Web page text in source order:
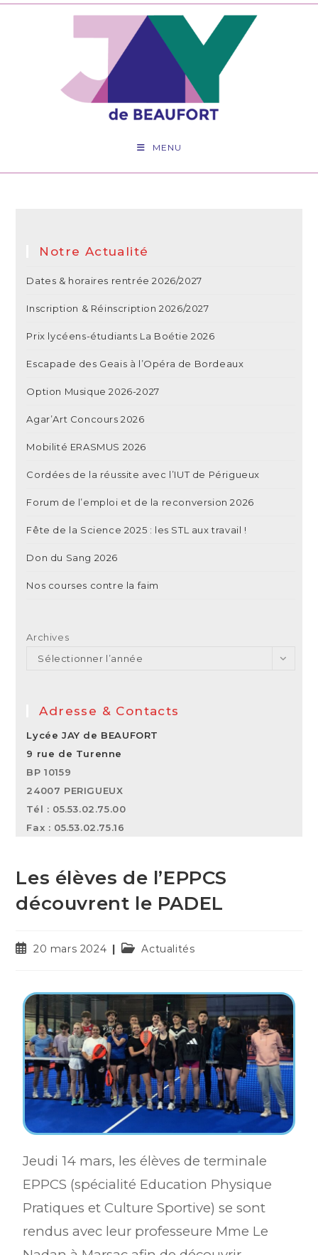
MENU
Notre Actualité
Dates & horaires rentrée 2026/2027
Inscription & Réinscription 2026/2027
Prix lycéens-étudiants La Boétie 2026
Escapade des Geais à l’Opéra de Bordeaux
Option Musique 2026-2027
Agar’Art Concours 2026
Mobilité ERASMUS 2026
Cordées de la réussite avec l’IUT de Périgueux
Forum de l’emploi et de la reconversion 2026
Fête de la Science 2025 : les STL aux travail !
Don du Sang 2026
Nos courses contre la faim
Archives
Sélectionner l’année
Adresse & Contacts
Lycée JAY de BEAUFORT
9 rue de Turenne
BP 10159
24007 PERIGUEUX
Tél : 05.53.02.75.00
Fax : 05.53.02.75.16
Les élèves de l’EPPCS
découvrent le PADEL
20 mars 2024 Actualités
Jeudi 14 mars, les élèves de terminale
EPPCS (spécialité Education Physique
Pratiques et Culture Sportive) se sont
rendus avec leur professeure Mme Le